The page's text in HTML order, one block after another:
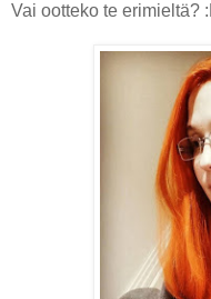
Vai ootteko te erimieltä?